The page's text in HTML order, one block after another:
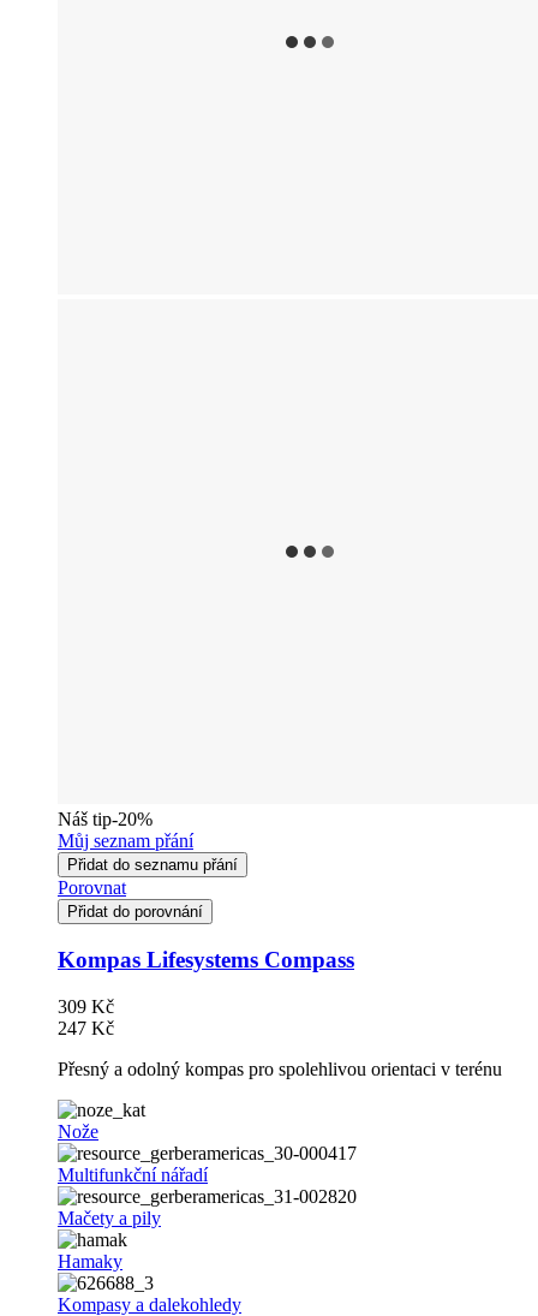
Náš tip-20%
Můj seznam přání
Přidat do seznamu přání
Porovnat
Přidat do porovnání
Kompas Lifesystems Compass
309 Kč
247 Kč
Přesný a odolný kompas pro spolehlivou orientaci v terénu
Nože
Multifunkční nářadí
Mačety a pily
Hamaky
Kompasy a dalekohledy